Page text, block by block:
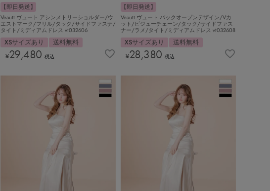
【即日発送】
Veautt ヴュート アシンメトリーショルダー/ウ
エストマーク/フリル/タック/サイドファスナ/
タイト/ミディアムドレス vt032606
XSサイズあり 送料無料
¥29,480 税込
【即日発送】
Veautt ヴュート バックオープンデザイン/Vカ
ット/ビジューチェーン/タック/サイドファス
ナー/ラメ/タイト/ミディアムドレス vt032608
XSサイズあり 送料無料
¥28,380 税込